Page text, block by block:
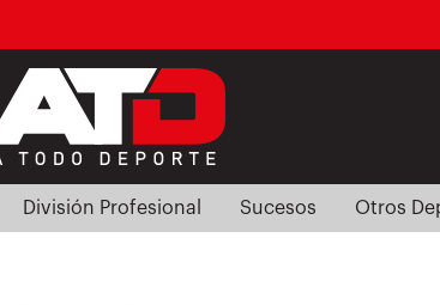
División Profesional Sucesos Otros